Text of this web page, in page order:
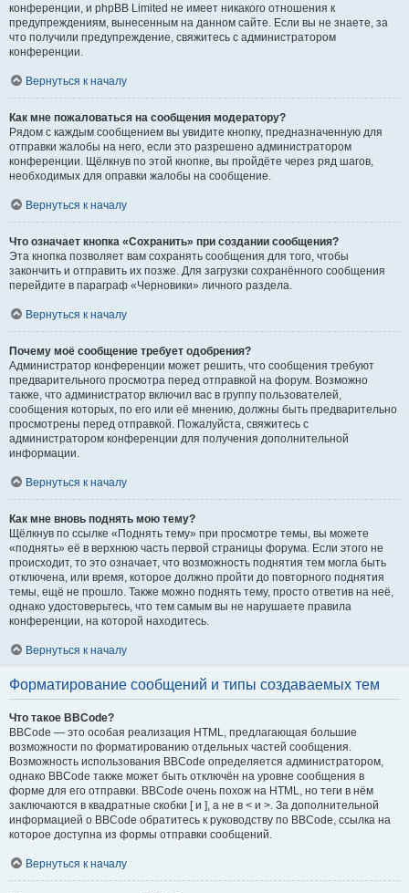
конференции, и phpBB Limited не имеет никакого отношения к
предупреждениям, вынесенным на данном сайте. Если вы не знаете, за
что получили предупреждение, свяжитесь с администратором
конференции.
Вернуться к началу
Как мне пожаловаться на сообщения модератору?
Рядом с каждым сообщением вы увидите кнопку, предназначенную для
отправки жалобы на него, если это разрешено администратором
конференции. Щёлкнув по этой кнопке, вы пройдёте через ряд шагов,
необходимых для оправки жалобы на сообщение.
Вернуться к началу
Что означает кнопка «Сохранить» при создании сообщения?
Эта кнопка позволяет вам сохранять сообщения для того, чтобы
закончить и отправить их позже. Для загрузки сохранённого сообщения
перейдите в параграф «Черновики» личного раздела.
Вернуться к началу
Почему моё сообщение требует одобрения?
Администратор конференции может решить, что сообщения требуют
предварительного просмотра перед отправкой на форум. Возможно
также, что администратор включил вас в группу пользователей,
сообщения которых, по его или её мнению, должны быть предварительно
просмотрены перед отправкой. Пожалуйста, свяжитесь с
администратором конференции для получения дополнительной
информации.
Вернуться к началу
Как мне вновь поднять мою тему?
Щёлкнув по ссылке «Поднять тему» при просмотре темы, вы можете
«поднять» её в верхнюю часть первой страницы форума. Если этого не
происходит, то это означает, что возможность поднятия тем могла быть
отключена, или время, которое должно пройти до повторного поднятия
темы, ещё не прошло. Также можно поднять тему, просто ответив на неё,
однако удостоверьтесь, что тем самым вы не нарушаете правила
конференции, на которой находитесь.
Вернуться к началу
Форматирование сообщений и типы создаваемых тем
Что такое BBCode?
BBCode — это особая реализация HTML, предлагающая большие
возможности по форматированию отдельных частей сообщения.
Возможность использования BBCode определяется администратором,
однако BBCode также может быть отключён на уровне сообщения в
форме для его отправки. BBCode очень похож на HTML, но теги в нём
заключаются в квадратные скобки [ и ], а не в < и >. За дополнительной
информацией о BBCode обратитесь к руководству по BBCode, ссылка на
которое доступна из формы отправки сообщений.
Вернуться к началу